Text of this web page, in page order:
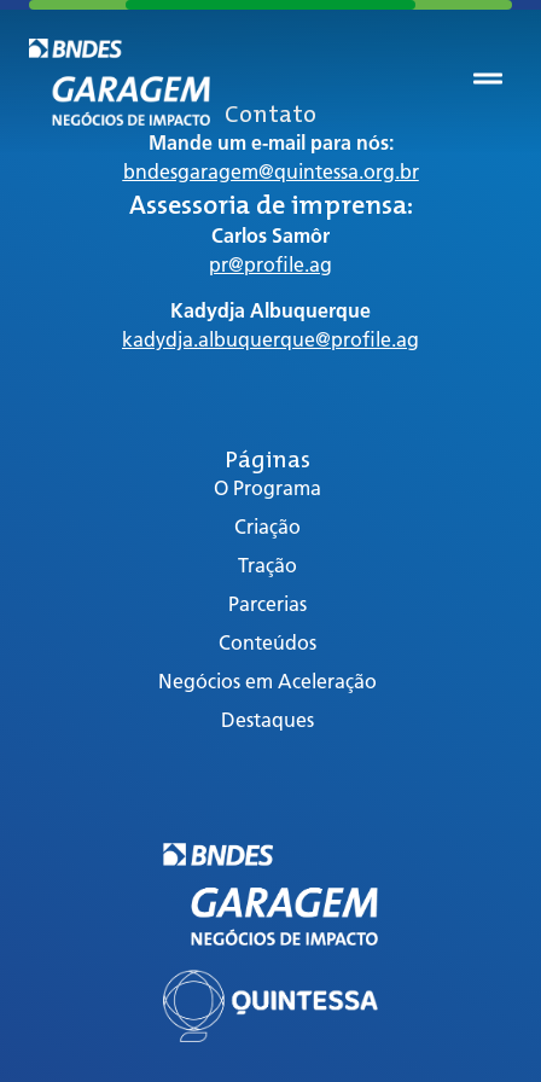
Páginas
O Programa
Criação
Tração
Parcerias
Conteúdos
Negócios em Aceleração
Destaques
Contato
Mande um e-mail para nós:
bndesgaragem@quintessa.org.br
Assessoria de imprensa:
Carlos Samôr
pr@profile.ag
Kadydja Albuquerque
kadydja.albuquerque@profile.ag